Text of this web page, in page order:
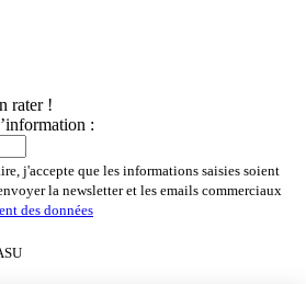
rater !
:
j'accepte que les informations saisies soient
la newsletter et les emails commerciaux
des données